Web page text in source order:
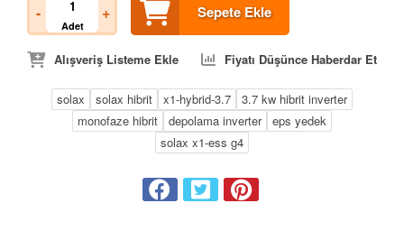
-
Adet
+ Sepete Ekle
Alışveriş Listeme Ekle Fiyatı Düşünce Haberdar Et
solax solax hibrit x1-hybrid-3.7
3.7 kw hibrit inverter
monofaze hibrit
depolama inverter
eps yedek
solax x1-ess g4